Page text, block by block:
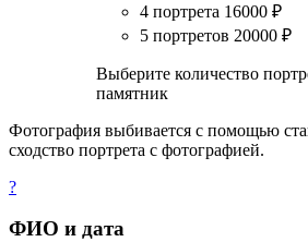
4 портрета 16000 ₽
5 портретов 20000 ₽
Выберите количество
памятник
Фотография выбивается с помощью
сходство портрета с фотографией.
?
ФИО и дата